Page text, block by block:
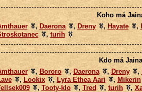
Koho má
, Daerona , Dreny , Hayate ,
, turih
Kdo má
,Bororo , Daerona ,Dreny ,
, Lookix , Lyra Ethea Aari , Mikerin
, Tooty-klo , Tred , turih ,